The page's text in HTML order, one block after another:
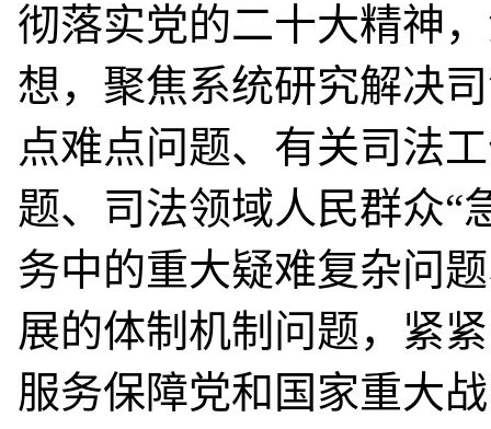
彻落实党的二十大精神
想，聚焦系统研究解决
点难点问题、有关司法
题、司法领域人民群众“
务中的重大疑难复杂问
展的体制机制问题，紧
服务保障党和国家重大